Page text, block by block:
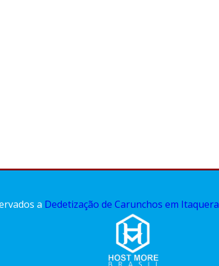
a Dedetização de Carunchos em Itaquera